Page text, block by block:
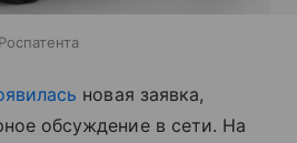
новая заявка,
обсуждение в сети. На